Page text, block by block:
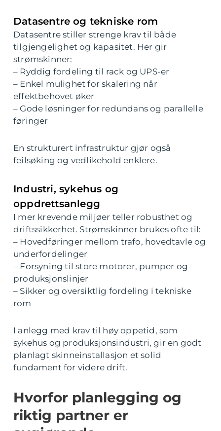
Datasentre og tekniske rom
Datasentre stiller strenge krav til både
tilgjengelighet og kapasitet. Her gir
strømskinner:
– Ryddig fordeling til rack og UPS-er
– Enkel mulighet for skalering når
effektbehovet øker
– Gode løsninger for redundans og parallelle
føringer
En strukturert infrastruktur gjør også
feilsøking og vedlikehold enklere.
Industri, sykehus og
oppdrettsanlegg
I mer krevende miljøer teller robusthet og
driftssikkerhet. Strømskinner brukes ofte til:
– Hovedføringer mellom trafo, hovedtavle og
underfordelinger
– Forsyning til store motorer, pumper og
produksjonslinjer
– Sikker og oversiktlig fordeling i tekniske
rom
I anlegg med krav til høy oppetid, som
sykehus og produksjonsindustri, gir en godt
planlagt skinneinstallasjon et solid
fundament for videre drift.
Hvorfor planlegging og
riktig partner er